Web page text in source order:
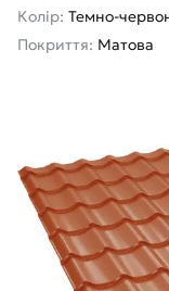
Колір: Темно-
Покриття: Матова